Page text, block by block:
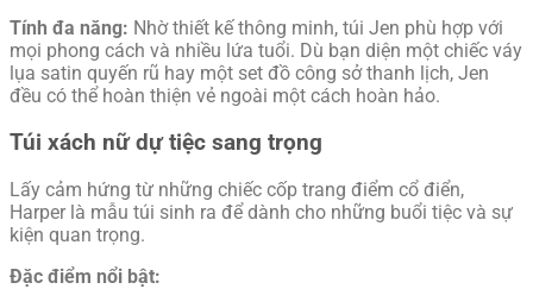
Tính đa năng: Nhờ thiết kế thông minh, túi Jen phù hợp với
mọi phong cách và nhiều lứa tuổi. Dù bạn diện một chiếc váy
lụa satin quyến rũ hay một set đồ công sở thanh lịch, Jen
đều có thể hoàn thiện vẻ ngoài một cách hoàn hảo.
Túi xách nữ dự tiệc sang trọng
Lấy cảm hứng từ những chiếc cốp trang điểm cổ điển,
Harper là mẫu túi sinh ra để dành cho những buổi tiệc và sự
kiện quan trọng.
Đặc điểm nổi bật: